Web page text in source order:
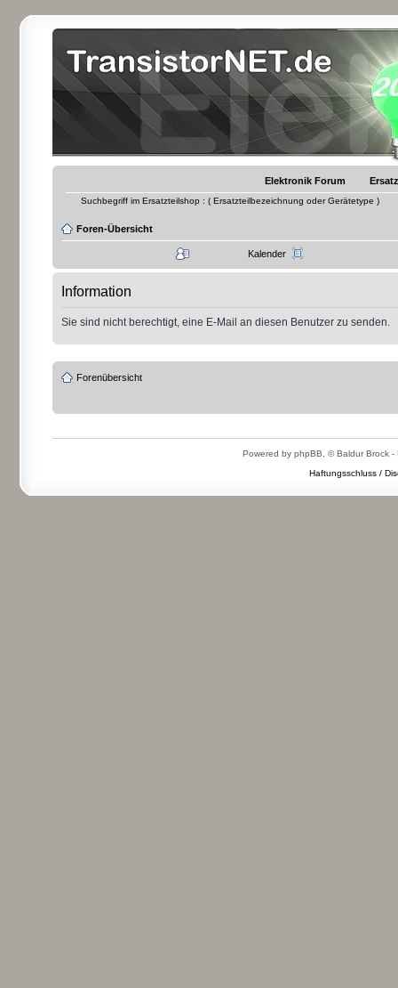
Elektronik Forum
Suchbegriff im Ersatzteilshop : ( Ersatzteilbezeichnung oder Gerätetype )
Foren-Übersicht
Kalender
Information
Sie sind nicht berechtigt, eine E-Mail an diesen Benutzer zu senden.
Forenübersicht
Powered by phpBB, © Baldur Brock -
Haftungsschluss /